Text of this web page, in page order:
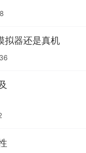
拟器还是真机